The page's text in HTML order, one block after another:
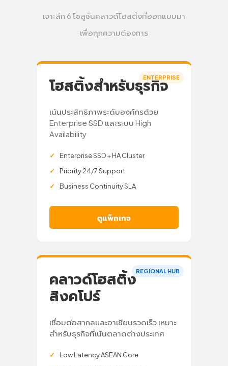
เจาะลึก 6 โซลูชันคลาวด์โฮสติ้งที่ออกแบบมา
เพื่อทุกความต้องการ
ENTERPRISE
โฮสติ้งสำหรับธุรกิจ
เน้นประสิทธิภาพระดับองค์กรด้วย
Enterprise SSD และระบบ High
Availability
Enterprise SSD + HA Cluster
Priority 24/7 Support
Business Continuity SLA
ดูแพ็กเกจ
REGIONAL HUB
คลาวด์โฮสติ้ง
สิงคโปร์
เชื่อมต่อสากลและอาเซียนรวดเร็ว เหมาะ
สำหรับธุรกิจที่เน้นตลาดต่างประเทศ
Low Latency ASEAN Core